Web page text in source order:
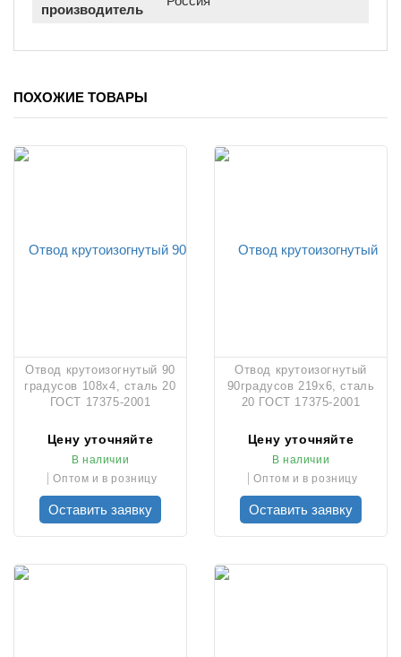
производитель
ПОХОЖИЕ ТОВАРЫ
Отвод крутоизогнутый 90
градусов 108х4, сталь 20
ГОСТ 17375-2001
Цену уточняйте
В наличии
Оптом и в розницу
Оставить заявку
Отвод крутоизогнутый
90градусов 219х6, сталь
20 ГОСТ 17375-2001
Цену уточняйте
В наличии
Оптом и в розницу
Оставить заявку